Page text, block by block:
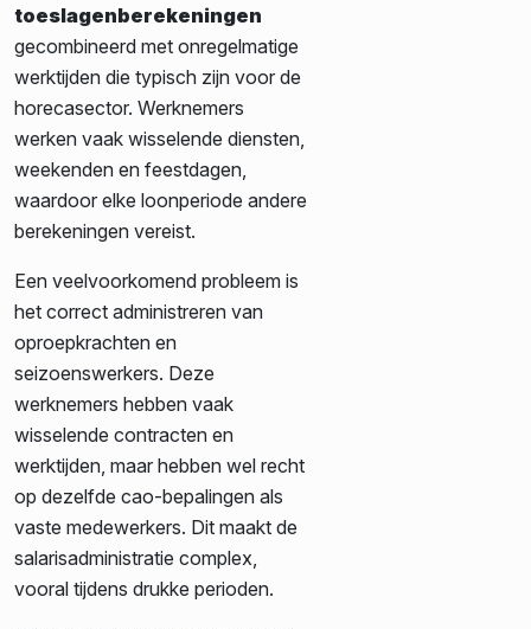
toeslagenberekeningen
gecombineerd met onregelmatige
werktijden die typisch zijn voor de
horecasector. Werknemers
werken vaak wisselende diensten,
weekenden en feestdagen,
waardoor elke loonperiode andere
berekeningen vereist.
Een veelvoorkomend probleem is
het correct administreren van
oproepkrachten en
seizoenswerkers. Deze
werknemers hebben vaak
wisselende contracten en
werktijden, maar hebben wel recht
op dezelfde cao-bepalingen als
vaste medewerkers. Dit maakt de
salarisadministratie complex,
vooral tijdens drukke perioden.